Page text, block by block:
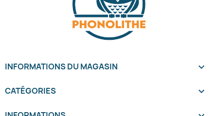
INFORMATIONS DU MAGASIN keyboard_arrow_down
CATÉGORIES 